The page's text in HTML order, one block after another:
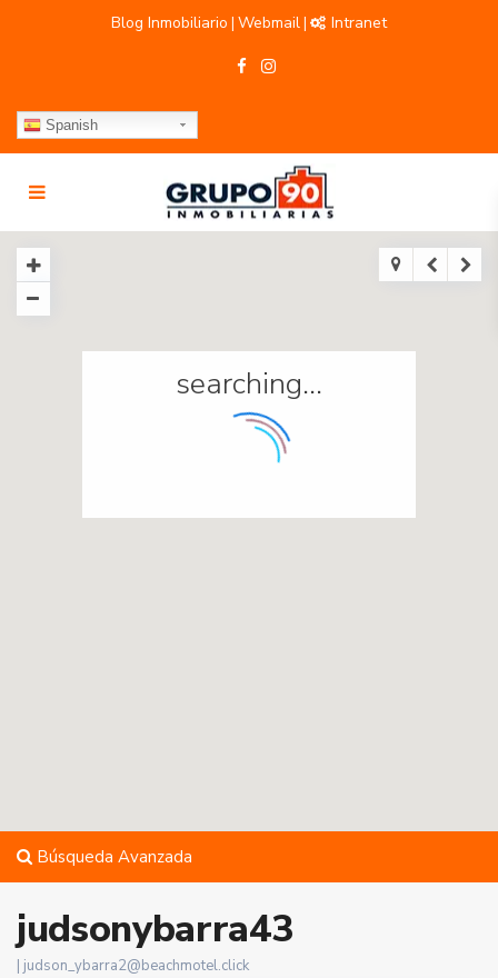
Blog Inmobiliario | Webmail| Intranet
Spanish
searching...
Búsqueda Avanzada
judsonybarra43
judson_ybarra2@beachmotel.click